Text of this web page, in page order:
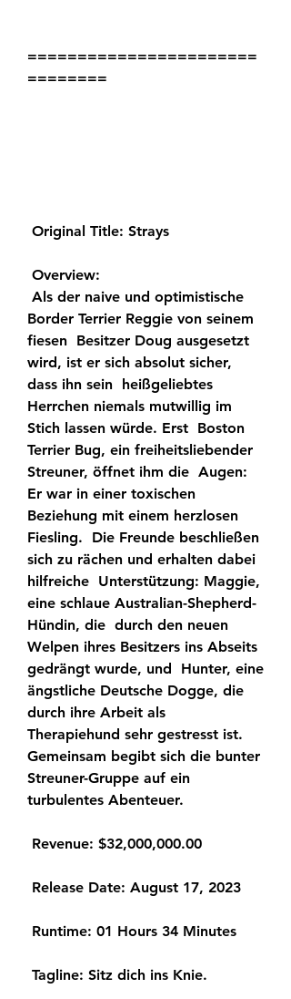
=======================
========
Original Title: Strays
Overview:
Border Terrier Reggie von seinem
fiesen  Besitzer Doug ausgesetzt
wird, ist er sich absolut sicher,
dass ihn sein  heißgeliebtes
Herrchen niemals mutwillig im
Stich lassen würde. Erst  Boston
Terrier Bug, ein freiheitsliebender
Streuner, öffnet ihm die  Augen:
Er war in einer toxischen
Beziehung mit einem herzlosen
Fiesling.  Die Freunde beschließen
sich zu rächen und erhalten dabei
hilfreiche  Unterstützung: Maggie,
eine schlaue Australian-Shepherd-
Hündin, die  durch den neuen
Welpen ihres Besitzers ins Abseits
gedrängt wurde, und  Hunter, eine
ängstliche Deutsche Dogge, die
durch ihre Arbeit als
Therapiehund sehr gestresst ist.
Gemeinsam begibt sich die bunter
Streuner-Gruppe auf ein
turbulentes Abenteuer.
Revenue: $32,000,000.00
Release Date: August 17, 2023
Runtime: 01 Hours 34 Minutes
Tagline: Sitz dich ins Knie.